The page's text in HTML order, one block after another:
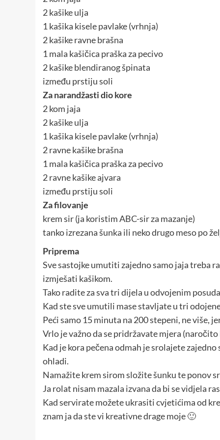
2 kašike ulja
1 kašika kisele pavlake (vrhnja)
2 kašike ravne brašna
1 mala kašičica praška za pecivo
2 kašike blendiranog špinata
između prstiju soli
Za narandžasti dio kore
2 kom jaja
2 kašike ulja
1 kašika kisele pavlake (vrhnja)
2 ravne kašike brašna
1 mala kašičica praška za pecivo
2 ravne kašike ajvara
između prstiju soli
Za filovanje
krem sir (ja koristim ABC-sir za mazanje)
tanko izrezana šunka ili neko drugo meso po
Priprema
Sve sastojke umutiti zajedno samo jaja treba
izmješati kašikom.
Tako radite za sva tri dijela u odvojenim
Kad ste sve umutili mase stavljate u tri
Peći samo 15 minuta na 200 stepeni, ne više,
Vrlo je važno da se pridržavate mjera (naročito
Kad je kora pečena odmah je srolajete
ohladi.
Namažite krem sirom složite šunku te ponov
Ja rolat nisam mazala izvana da bi se vidjela
Kad servirate možete ukrasiti cvjetićima od
znam ja da ste vi kreativne drage moje 🙂